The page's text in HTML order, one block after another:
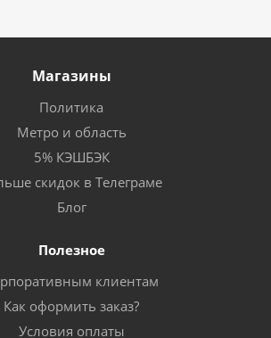
Магазины
Политика
Метро и область
5% КЭШБЭК
скидок в Телеграме
Блог
Полезное
клиентам
Как оформить заказ?
Условия оплаты